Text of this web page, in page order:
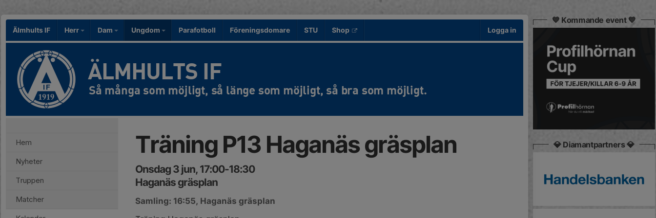
Älmhults IF Herr Dam Ungdom Parafotboll Föreningsdomare STU Shop Logga in
ÄLMHULTS IF
Hem
Nyheter
Truppen
Matcher
Träning P13 Haganäs gräsplan
Onsdag 3 jun, 17:00-18:30
Haganäs gräsplan
Samling: 16:55, Haganäs gräsplan
💙 Kommande event 💙
💎 Diamantpartners 💎